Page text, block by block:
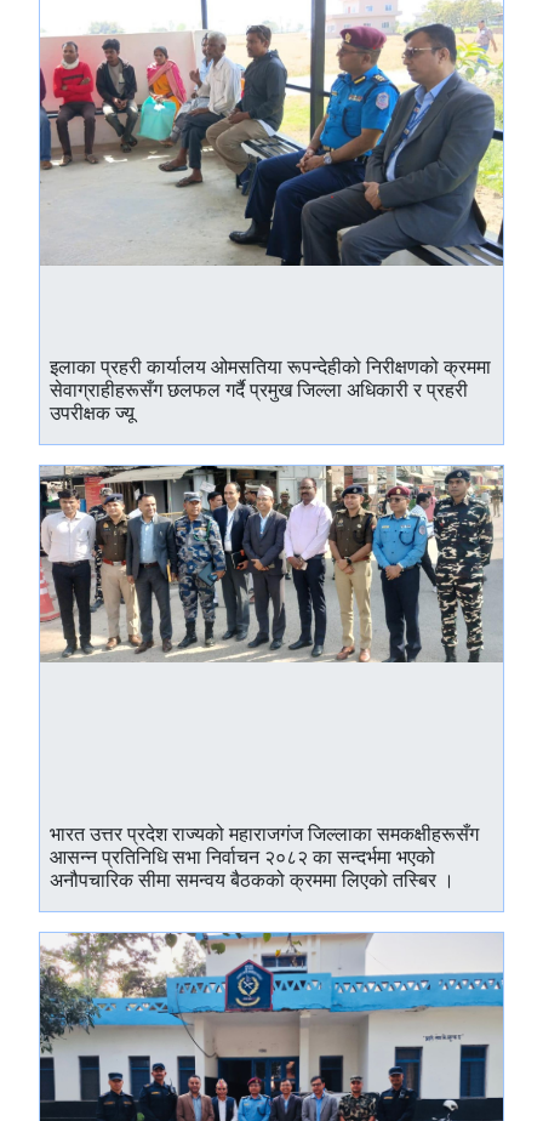
इलाका प्रहरी कार्यालय ओमसतिया रूपन्देहीको निरीक्षणको क्रममा
सेवाग्राहीहरूसँग छलफल गर्दै प्रमुख जिल्ला अधिकारी र प्रहरी
उपरीक्षक ज्यू
भारत उत्तर प्रदेश राज्यको महाराजगंज जिल्लाका समकक्षीहरूसँग
आसन्न प्रतिनिधि सभा निर्वाचन २०८२ का सन्दर्भमा भएको
अनौपचारिक सीमा समन्वय बैठकको क्रममा लिएको तस्बिर ।